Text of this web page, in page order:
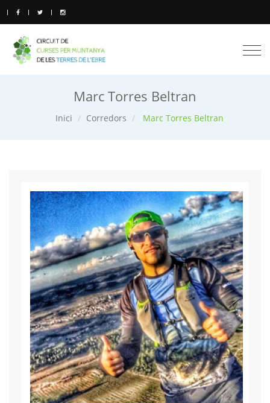
Marc Torres Beltran
Inici Corredors Marc Torres Beltran